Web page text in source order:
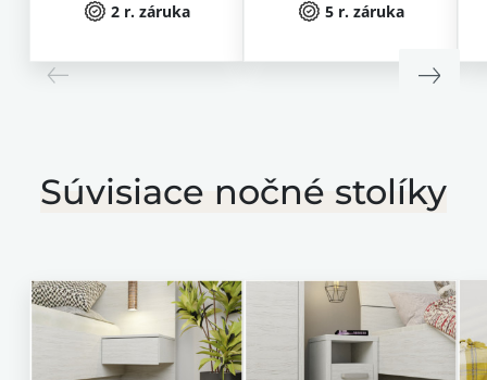
2 r. záruka 5 r. záruka
Súvisiace nočné stolíky